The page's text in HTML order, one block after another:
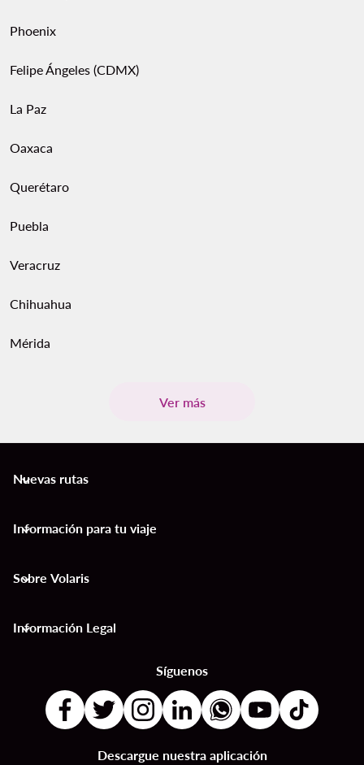
Phoenix
Felipe Ángeles (CDMX)
La Paz
Oaxaca
Querétaro
Puebla
Veracruz
Chihuahua
Mérida
Ver más
Nuevas rutas
keyboard_arrow_down
Información para tu viaje
keyboard_arrow_down
Sobre Volaris
keyboard_arrow_down
Información Legal
keyboard_arrow_down
Síguenos
Descargue nuestra aplicación